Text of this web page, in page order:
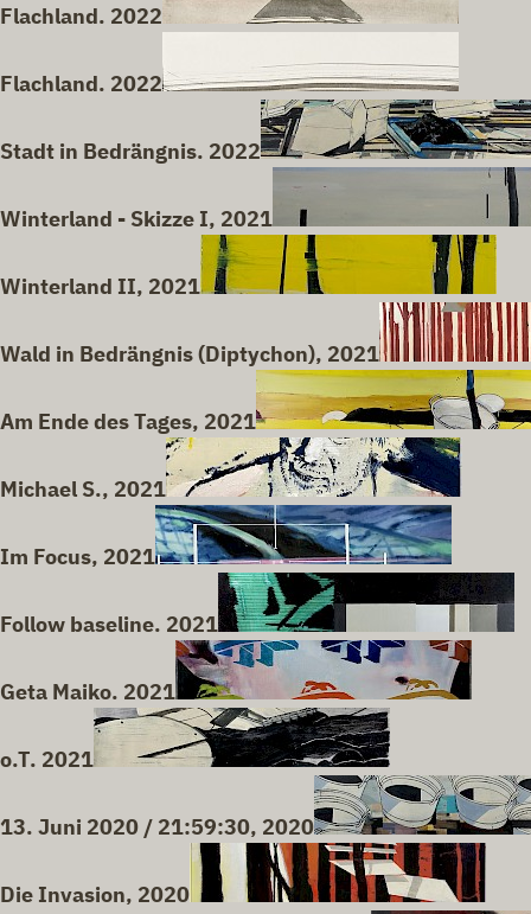
Flachland. 2022
Flachland. 2022
Stadt in Bedrängnis. 2022
Winterland - Skizze I, 2021
Winterland II, 2021
Wald in Bedrängnis (Diptychon), 2021
Am Ende des Tages, 2021
Michael S., 2021
Im Focus, 2021
Follow baseline. 2021
Geta Maiko. 2021
o.T. 2021
13. Juni 2020 / 21:59:30, 2020
Die Invasion, 2020